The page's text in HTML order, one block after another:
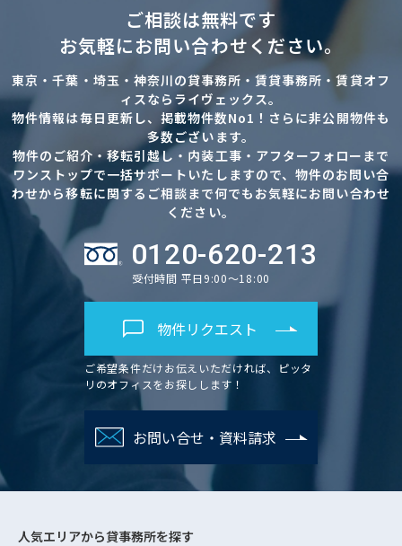
ご相談は無料です
お気軽にお問い合わせください。
東京・千葉・埼玉・神奈川の貸事務所・賃貸事務所・賃貸オフ
ィスならライヴェックス。
物件情報は毎日更新し、掲載物件数No1！さらに非公開物件も
多数ございます。
物件のご紹介・移転引越し・内装工事・アフターフォローまで
ワンストップで一括サポートいたしますので、物件のお問い合
わせから移転に関するご相談まで何でもお気軽にお問い合わせ
ください。
0120-620-213
受付時間 平日9:00～18:00
物件リクエスト
ご希望条件だけお伝えいただければ、ピッタ
リのオフィスをお探しします！
お問い合せ・資料請求
人気エリアから貸事務所を探す